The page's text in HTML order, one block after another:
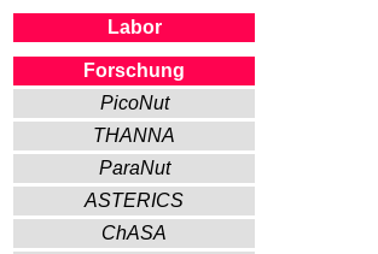
Labor
Forschung
PicoNut
THANNA
ParaNut
ASTERICS
ChASA